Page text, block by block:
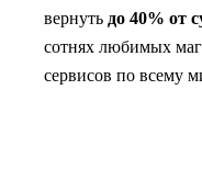
вернуть до 40% от
сотнях любимых
сервисов по всему